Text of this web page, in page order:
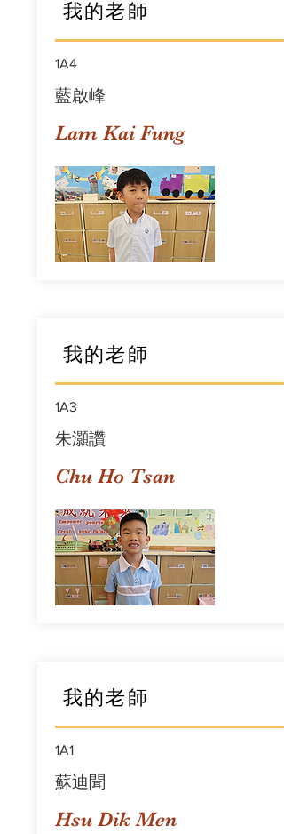
我的老師
1A4
藍啟峰
Lam Kai Fung
我的老師
1A3
朱灝讚
Chu Ho Tsan
我的老師
1A1
蘇迪聞
Hsu Dik Men